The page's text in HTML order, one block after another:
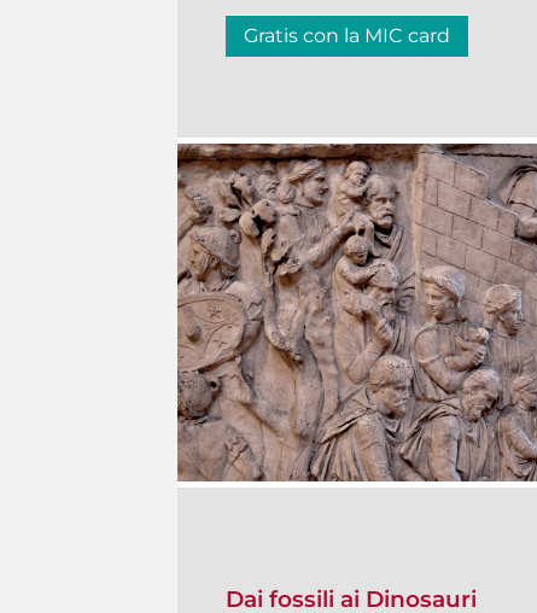
Gratis con la MIC card
Dai fossili ai Dinosauri